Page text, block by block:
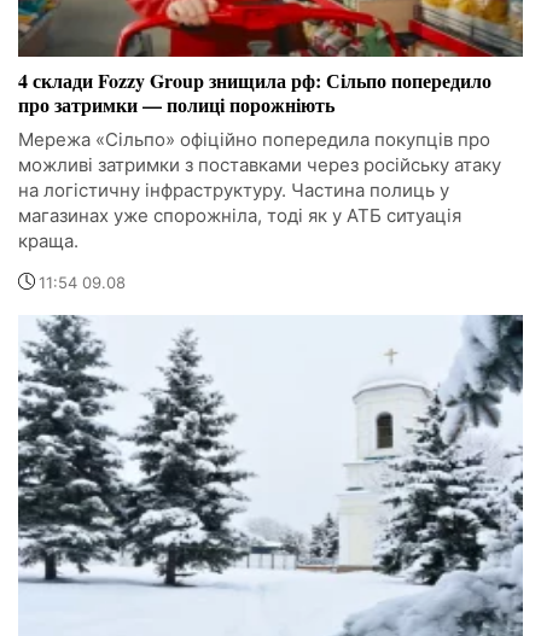
4 склади Fozzy Group знищила рф: Сільпо попередило
про затримки — полиці порожніють
Мережа «Сільпо» офіційно попередила покупців про
можливі затримки з поставками через російську атаку
на логістичну інфраструктуру. Частина полиць у
магазинах уже спорожніла, тоді як у АТБ ситуація
краща.
11:54 09.08